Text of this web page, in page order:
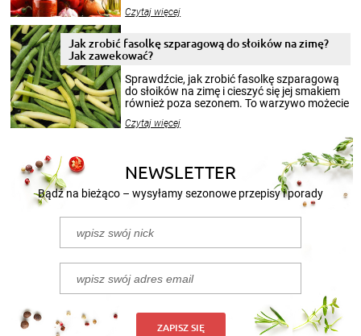
krajobrazów, by cieszyć nimi oko w sezonie
pełni poczuć atmosferę cieplejszych
miesięcy. Przygotowanie słoików ze
patenty, które pozwolą zachować świeżość
przetworów.
Czytaj więcej
Jak zrobić fasolkę szparagową do słoików na zimę?
Jak zawekować?
Sprawdźcie, jak zrobić fasolkę szparagową
do słoików na zimę i cieszyć się jej smakiem
również poza sezonem. To warzywo możecie
nasze propozycje!
Czytaj więcej
NEWSLETTER
Bądź na bieżąco – wysyłamy sezonowe przepisy i porady
ZAPISZ SIĘ